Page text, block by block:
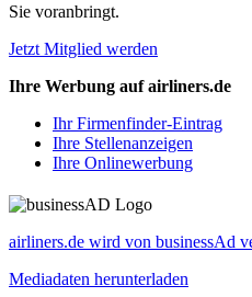
Sie voranbringt.
Jetzt Mitglied werden
Ihre Werbung auf airliners.de
Ihr Firmenfinder-Eintrag
Ihre Stellenanzeigen
Ihre Onlinewerbung
airliners.de wird von businessAd
Mediadaten herunterladen